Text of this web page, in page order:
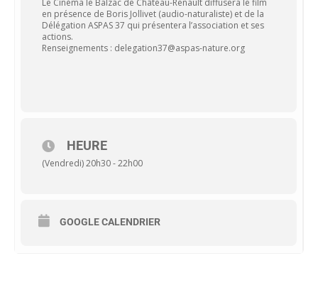
Le Cinéma le Balzac de Château-Renault diffusera le film
en présence de Boris Jollivet (audio-naturaliste) et de la
Délégation ASPAS 37 qui présentera l’association et ses
actions.
Renseignements : delegation37@aspas-nature.org
HEURE
(Vendredi) 20h30 - 22h00
GOOGLE CALENDRIER